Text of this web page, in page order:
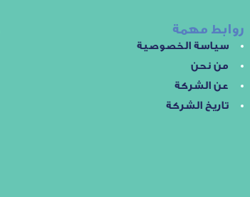
روابط مهمة
سياسة الخصوصية
من نحن
عن الشركة
تاريخ الشركة